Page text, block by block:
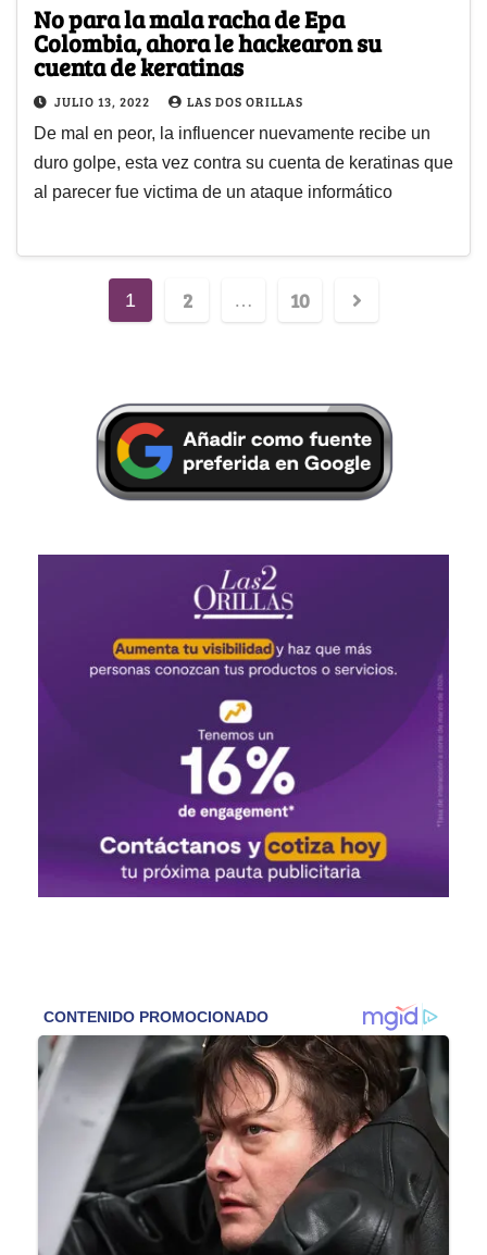
No para la mala racha de Epa
Colombia, ahora le hackearon su
cuenta de keratinas
JULIO 13, 2022 LAS DOS ORILLAS
De mal en peor, la influencer nuevamente recibe un
duro golpe, esta vez contra su cuenta de keratinas que
al parecer fue victima de un ataque informático
1 2 … 10